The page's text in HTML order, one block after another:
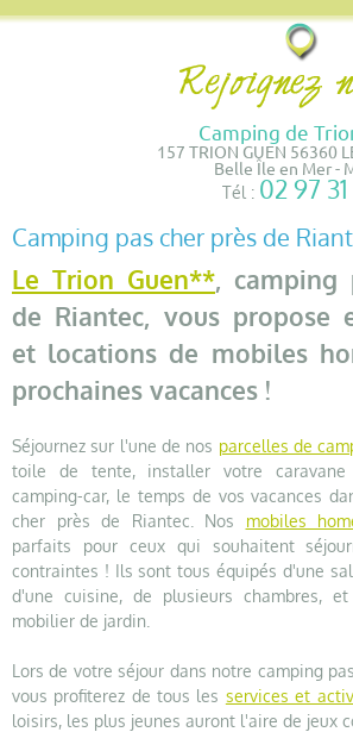
Camping de
157 TRION GUEN 56360
Belle Île en Mer -
Tél : 02 97
Camping pas cher près de
Le Trion Guen**, camping
de Riantec, vous propose
et locations de mobiles
prochaines vacances !
Séjournez sur l'une de nos parcelles de
toile de tente, installer votre
camping-car, le temps de vos vacances
cher près de Riantec. Nos mobiles
parfaits pour ceux qui souhaitent
contraintes ! Ils sont tous équipés d'une
d'une cuisine, de plusieurs chambres,
mobilier de jardin.
Lors de votre séjour dans notre camping
vous profiterez de tous les services et
loisirs, les plus jeunes auront l'aire de jeux